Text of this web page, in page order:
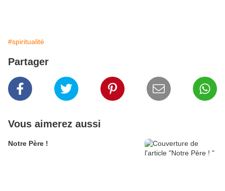
#spiritualité
Partager
Vous aimerez aussi
Notre Père !